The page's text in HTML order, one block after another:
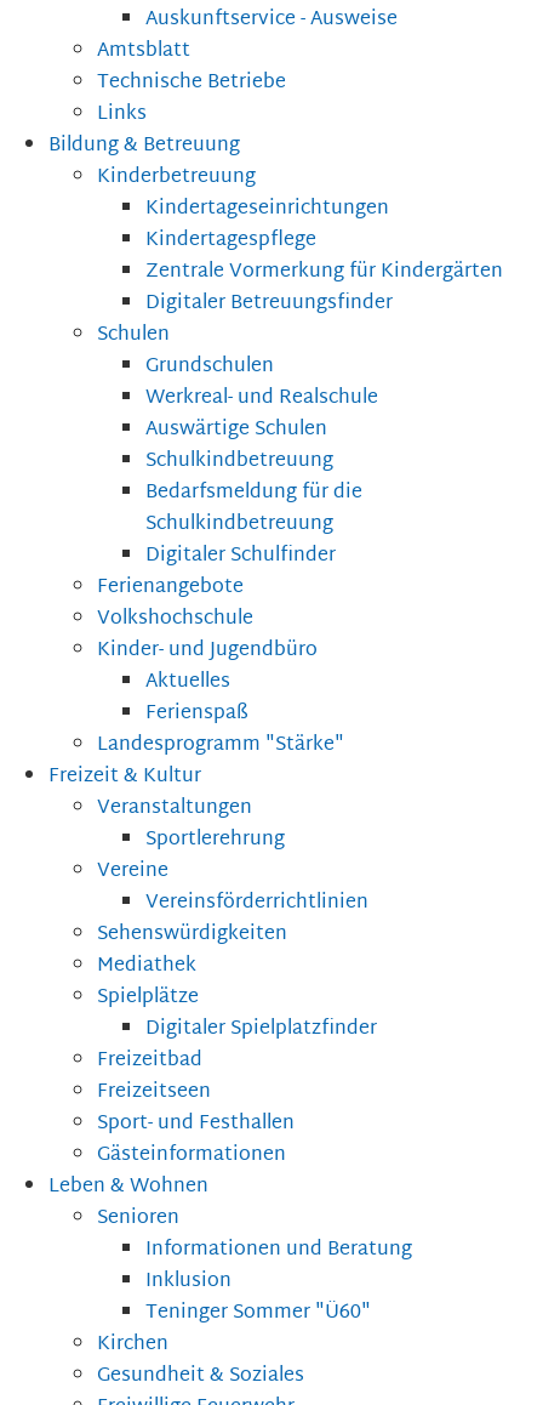
Auskunftservice - Ausweise
Amtsblatt
Technische Betriebe
Links
Bildung & Betreuung
Kinderbetreuung
Kindertageseinrichtungen
Kindertagespflege
Zentrale Vormerkung für Kindergärten
Digitaler Betreuungsfinder
Schulen
Grundschulen
Werkreal- und Realschule
Auswärtige Schulen
Schulkindbetreuung
Bedarfsmeldung für die
Schulkindbetreuung
Digitaler Schulfinder
Ferienangebote
Volkshochschule
Kinder- und Jugendbüro
Aktuelles
Ferienspaß
Landesprogramm "Stärke"
Freizeit & Kultur
Veranstaltungen
Sportlerehrung
Vereine
Vereinsförderrichtlinien
Sehenswürdigkeiten
Mediathek
Spielplätze
Digitaler Spielplatzfinder
Freizeitbad
Freizeitseen
Sport- und Festhallen
Gästeinformationen
Leben & Wohnen
Senioren
Informationen und Beratung
Inklusion
Teninger Sommer "Ü60"
Kirchen
Gesundheit & Soziales